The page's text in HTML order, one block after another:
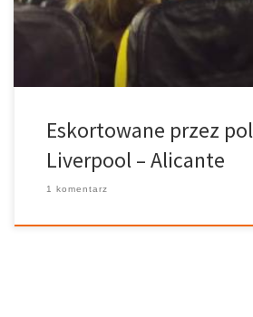
(Wielka Brytania) i spędziły ten lot pijąc
krzycząc, przeklinając, skończyło się to
Eskortowane przez
Liverpool – Alicante
1 komentarz